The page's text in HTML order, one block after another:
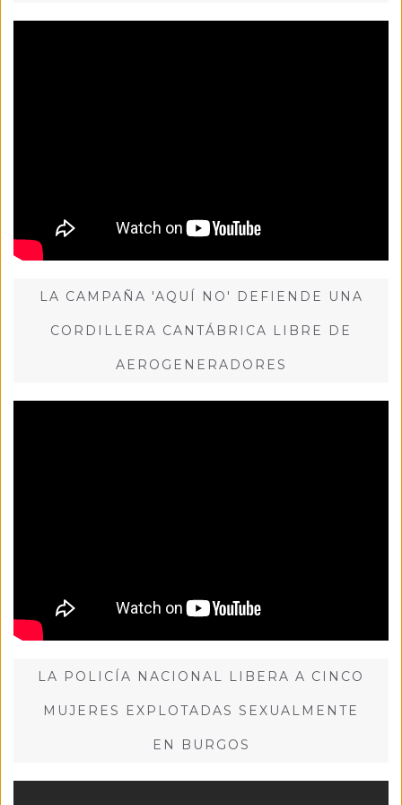
LA CAMPAÑA 'AQUÍ NO' DEFIENDE UNA
CORDILLERA CANTÁBRICA LIBRE DE
AEROGENERADORES
LA POLICÍA NACIONAL LIBERA A CINCO
MUJERES EXPLOTADAS SEXUALMENTE
EN BURGOS